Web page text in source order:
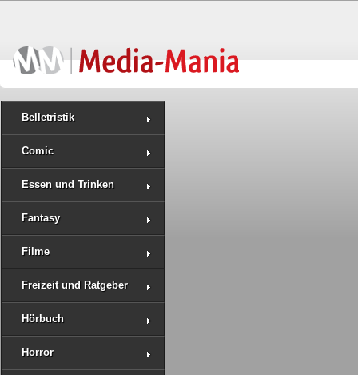
Belletristik
Comic
Essen und Trinken
Fantasy
Filme
Freizeit und Ratgeber
Hörbuch
Horror